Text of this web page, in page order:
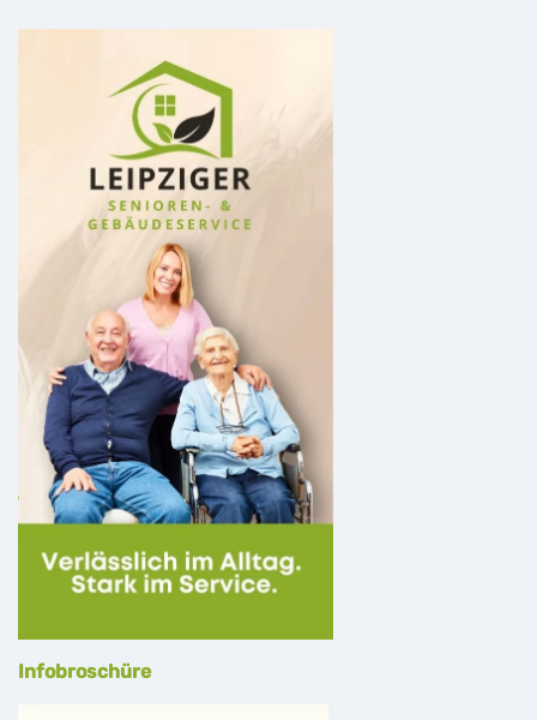
Infobroschüre